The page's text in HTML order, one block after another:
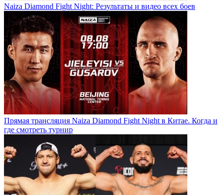
Naiza Diamond Fight Night: Результаты и видео всех боев
Прямая трансляция Naiza Diamond Fight Night в Китае. Когда и
где смотреть турнир